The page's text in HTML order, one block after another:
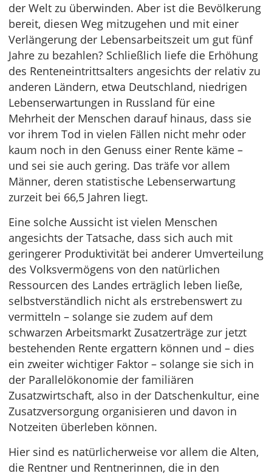
der Welt zu überwinden. Aber ist die Bevölkerung
bereit, diesen Weg mitzugehen und mit einer
Verlängerung der Lebensarbeitszeit um gut fünf
Jahre zu bezahlen? Schließlich liefe die Erhöhung
des Renteneintrittsalters angesichts der relativ zu
anderen Ländern, etwa Deutschland, niedrigen
Lebenserwartungen in Russland für eine
Mehrheit der Menschen darauf hinaus, dass sie
vor ihrem Tod in vielen Fällen nicht mehr oder
kaum noch in den Genuss einer Rente käme –
und sei sie auch gering. Das träfe vor allem
Männer, deren statistische Lebenserwartung
zurzeit bei 66,5 Jahren liegt.
Eine solche Aussicht ist vielen Menschen
angesichts der Tatsache, dass sich auch mit
geringerer Produktivität bei anderer Umverteilung
des Volksvermögens von den natürlichen
Ressourcen des Landes erträglich leben ließe,
selbstverständlich nicht als erstrebenswert zu
vermitteln – solange sie zudem auf dem
schwarzen Arbeitsmarkt Zusatzerträge zur jetzt
bestehenden Rente ergattern können und – dies
ein zweiter wichtiger Faktor – solange sie sich in
der Parallelökonomie der familiären
Zusatzwirtschaft, also in der Datschenkultur, eine
Zusatzversorgung organisieren und davon in
Notzeiten überleben können.
Hier sind es natürlicherweise vor allem die Alten,
die Rentner und Rentnerinnen, die in den